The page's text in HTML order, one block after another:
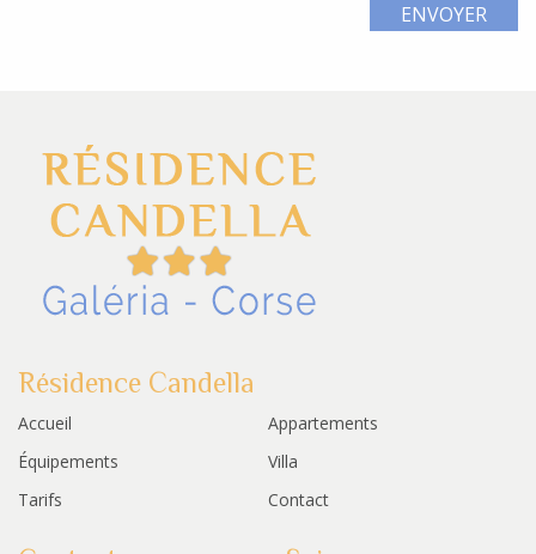
ENVOYER
Résidence Candella
Accueil
Appartements
Équipements
Villa
Tarifs
Contact